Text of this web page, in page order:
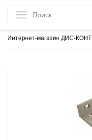
Интернет-магазин ДИС-КОНТ